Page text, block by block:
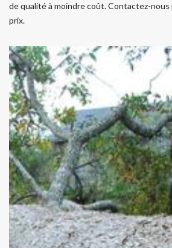
de qualité à moindre coût. Contactez-
prix.